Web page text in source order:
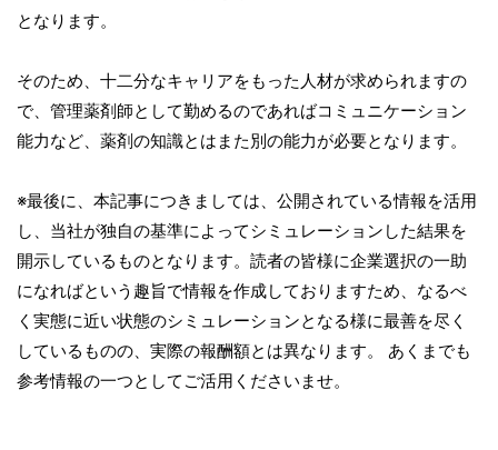
となります。
そのため、十二分なキャリアをもった人材が求められますの
で、管理薬剤師として勤めるのであればコミュニケーション
能力など、薬剤の知識とはまた別の能力が必要となります。
※最後に、本記事につきましては、公開されている情報を活用
し、当社が独自の基準によってシミュレーションした結果を
開示しているものとなります。読者の皆様に企業選択の一助
になればという趣旨で情報を作成しておりますため、なるべ
く実態に近い状態のシミュレーションとなる様に最善を尽く
しているものの、実際の報酬額とは異なります。 あくまでも
参考情報の一つとしてご活用くださいませ。